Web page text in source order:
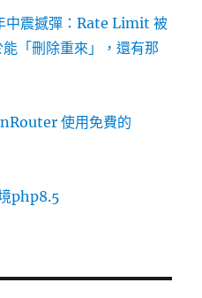
中震撼彈：Rate Limit 被
「刪除重來」，還有那
使用免費的
php8.5